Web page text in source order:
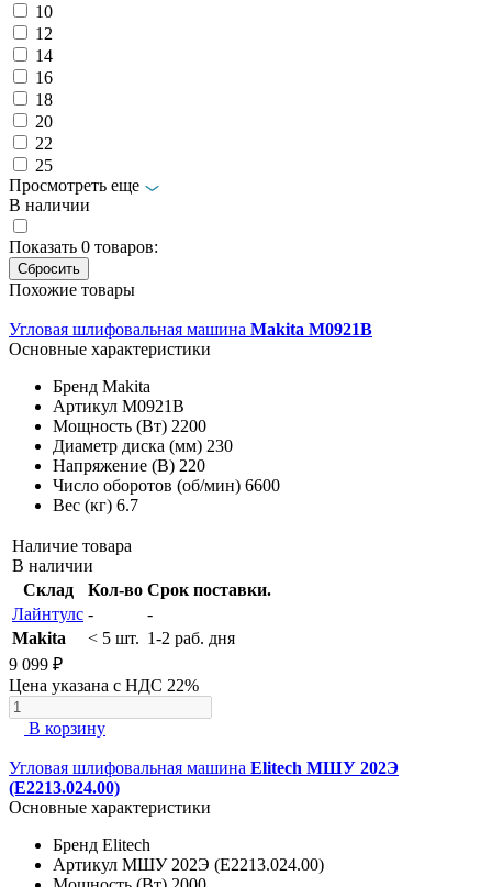
10
12
14
16
18
20
22
25
Просмотреть еще
В наличии
Показать 0 товаров:
Похожие товары
Угловая шлифовальная машина Makita M0921B
Основные характеристики
Бренд Makita
Артикул M0921B
Мощность (Вт) 2200
Диаметр диска (мм) 230
Напряжение (В) 220
Число оборотов (об/мин) 6600
Вес (кг) 6.7
Наличие товара
В наличии
Склад
Кол-во Срок поставки.
Лайнтулс -
-
Makita
< 5 шт. 1-2 раб. дня
9 099 ₽
Цена указана с НДС 22%
В корзину
Угловая шлифовальная машина Elitech МШУ 202Э
(E2213.024.00)
Основные характеристики
Бренд Elitech
Артикул МШУ 202Э (E2213.024.00)